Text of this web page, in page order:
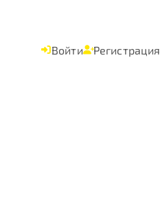
Войти Регистрация